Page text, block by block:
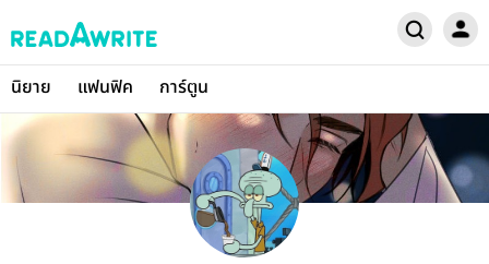
นิยาย แฟนฟิค การ์ตูน